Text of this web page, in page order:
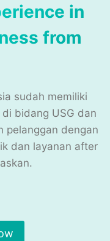
in
from
sudah memiliki
bidang USG dan
pelanggan dengan
dan layanan after